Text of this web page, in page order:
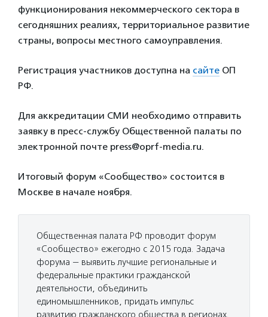
функционирования некоммерческого сектора в
сегодняшних реалиях, территориальное развитие
страны, вопросы местного самоуправления.
Регистрация участников доступна на сайте ОП
РФ.
Для аккредитации СМИ необходимо отправить
заявку в пресс-службу Общественной палаты по
электронной почте press@oprf-media.ru.
Итоговый форум «Сообщество» состоится в
Москве в начале ноября.
Общественная палата РФ проводит форум
«Сообщество» ежегодно с 2015 года. Задача
форума — выявить лучшие региональные и
федеральные практики гражданской
деятельности, объединить
единомышленников, придать импульс
развитию гражданского общества в регионах.